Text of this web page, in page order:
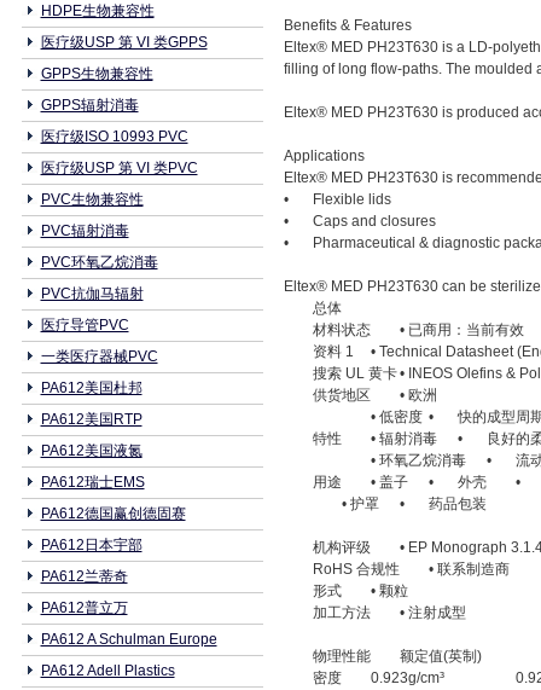
HDPE生物兼容性
医疗级USP 第 VI 类GPPS
GPPS生物兼容性
GPPS辐射消毒
医疗级ISO 10993 PVC
医疗级USP 第 VI 类PVC
PVC生物兼容性
PVC辐射消毒
PVC环氧乙烷消毒
PVC抗伽马辐射
医疗导管PVC
一类医疗器械PVC
PA612美国杜邦
PA612美国RTP
PA612美国液氮
PA612瑞士EMS
PA612德国赢创德固赛
PA612日本宇部
PA612兰蒂奇
PA612普立万
PA612 A Schulman Europe
PA612 Adell Plastics
Benefits & Features
Eltex® MED PH23T630 is a LD-
filling of long flow-paths. The moulded
Eltex® MED PH23T630 is produced
Applications
Eltex® MED PH23T630 is
•
Flexible lids
•
Caps and closures
•
Pharmaceutical & diagnostic
Eltex® MED PH23T630 can be
总体
材料状态
• 已商用：当前有效
资料 1
• Technical Datasheet
搜索 UL 黄卡• INEOS Olefins &
供货地区
• 欧洲
• 低密度 •
快的成型周
特性
• 辐射消毒 •
良好的
• 环氧乙烷消毒
•
流
用途
• 盖子 • 外壳
•
• 护罩
• 药品包装
机构评级
• EP Monograph
RoHS 合规性
• 联系制造商
形式
• 颗粒
加工方法
• 注射成型
物理性能
额定值(英制)
密度
0.923g/cm³